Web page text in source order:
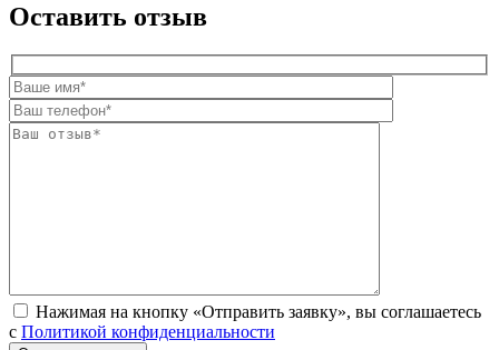
Оставить отзыв
Нажимая на кнопку «Отправить заявку», вы соглашаетесь
с Политикой конфиденциальности